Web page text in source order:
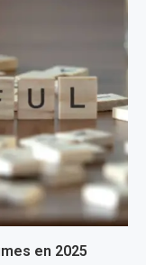
en 2025